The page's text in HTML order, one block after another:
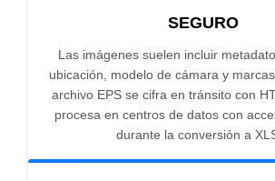
SEGURO
Las imágenes suelen incluir
ubicación, modelo de cámara y
archivo EPS se cifra en tránsito con
procesa en centros de datos con
durante la conversión a